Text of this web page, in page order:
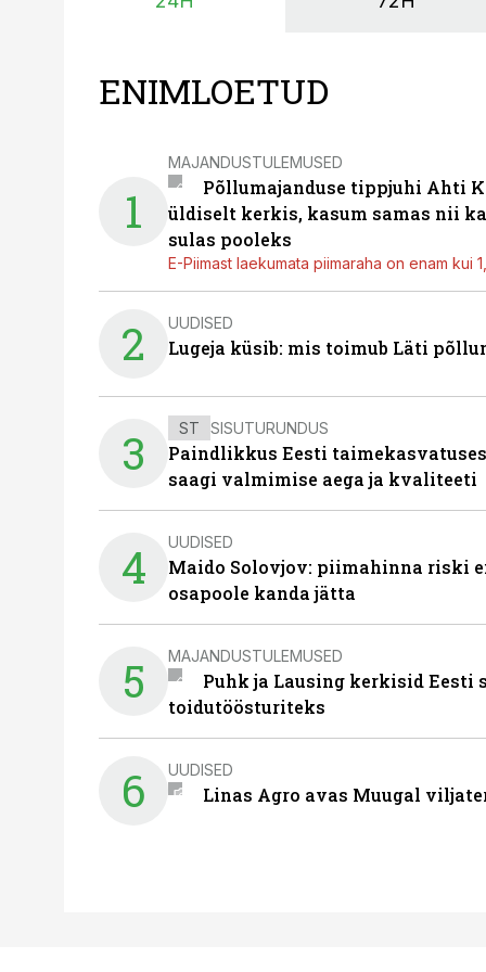
ENIMLOETUD
1
MAJANDUSTULEMUSED
Põllumajanduse tippjuhi Ahti
üldiselt kerkis, kasum samas nii
sulas pooleks
E-Piimast laekumata piimaraha on enam kui
2 UUDISED
Lugeja küsib: mis toimub Läti
3 ST SISUTURUNDUS
Paindlikkus Eesti
saagi valmimise aega ja kvaliteeti
4 UUDISED
Maido Solovjov: piimahinna riski
osapoole kanda jätta
5 MAJANDUSTULEMUSED
Puhk ja Lausing kerkisid Eesti
toidutöösturiteks
6 UUDISED
Linas Agro avas Muugal